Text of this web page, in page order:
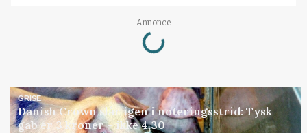
Annonce
Loading...
GRISE
Danish Crown slår igen i noteringsstrid: Tysk
gab er 3 kroner – ikke 4,30